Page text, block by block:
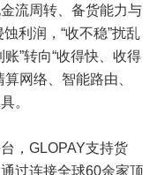
流周转、备货能力与
利润，“收不稳”扰乱
”转向“‌收得快、收得
网络、智能路由、
。‌‌
，GLOPAY支持货
过连接全球60余家顶